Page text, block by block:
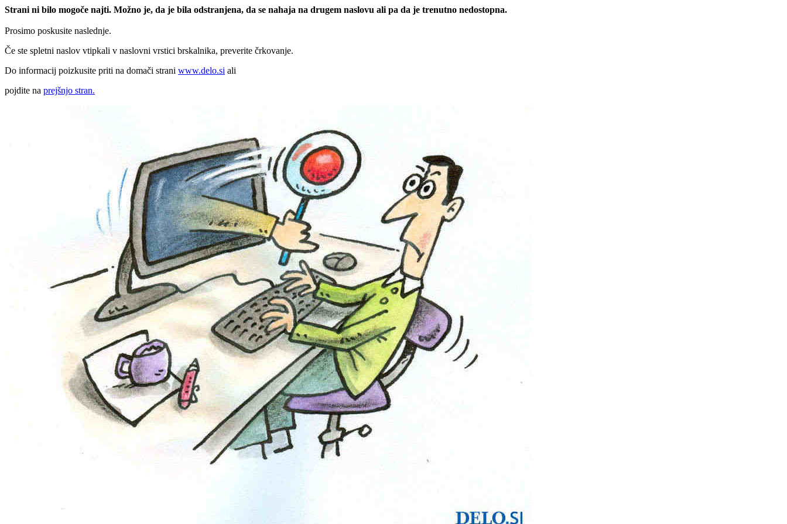
Strani ni bilo mogoče najti. Možno je, da je bila odstranjena, da se nahaja na drugem naslovu ali pa da je trenutno nedostopna.
Prosimo poskusite naslednje.
Če ste spletni naslov vtipkali v naslovni vrstici brskalnika, preverite črkovanje.
Do informacij poizkusite priti na domači strani www.delo.si ali
pojdite na prejšnjo stran.